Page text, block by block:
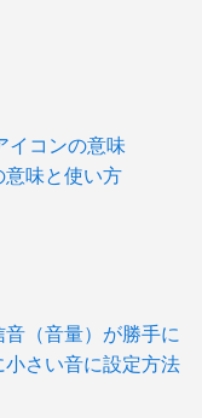
イコンの意味
意味と使い方
（音量）が勝手に
さい音に設定方法